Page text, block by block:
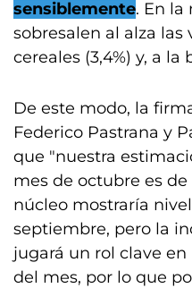
sensiblemente. En la
sobresalen al alza las
cereales (3,4%) y, a la
De este modo, la
Federico Pastrana y
que "nuestra
mes de octubre es de
núcleo mostraría
septiembre, pero la
jugará un rol clave
del mes, por lo que